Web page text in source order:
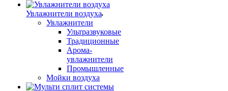
Увлажнители воздуха
Увлажнители
Ультразвуковые
Традиционные
Арома-
увлажнители
Промышленные
Мойки воздуха